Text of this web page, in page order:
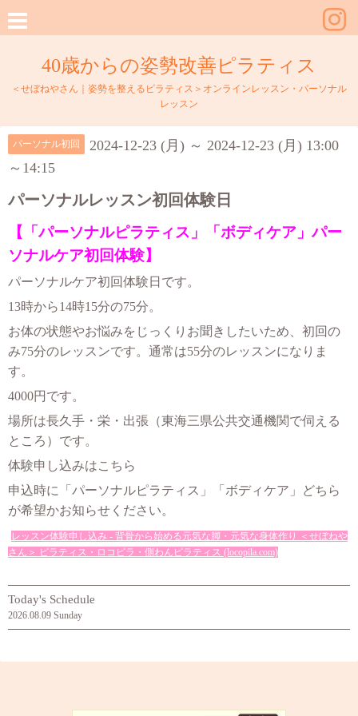
40歳からの姿勢改善ピラティス
＜せぼねやさん｜姿勢を整えるピラティス＞オンラインレッスン・パーソナル
レッスン
パーソナル初回
2024-12-23 (月) ～ 2024-12-23 (月) 13:00
～14:15
パーソナルレッスン初回体験日
【「パーソナルピラティス」「ボディケア」パー
ソナルケア初回体験】
パーソナルケア初回体験日です。
13時から14時15分の75分。
お体の状態やお悩みをじっくりお聞きしたいため、初回の
み75分のレッスンです。 通常は55分のレッスンになりま
す。
4000円です。
場所は長久手・栄・出張（東海三県公共交通機関で伺える
ところ ）です。
体験申し込みはこちら
申込時に「パーソナルピラティス」「ボディケア」どちら
が希望かお知らせください。
レッスン体験申し込み - 背骨から始める元気な脚・元気な身体作り ＜せぼねや
さん＞ ピラティス・ロコピラ・側わんピラティス (locopila.com)
Today's Schedule
2026.08.09 Sunday